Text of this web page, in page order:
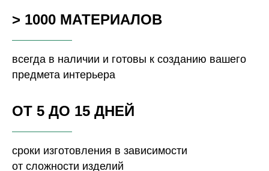
> 1000 МАТЕРИАЛОВ
всегда в наличии и готовы к созданию вашего
предмета интерьера
ОТ 5 ДО 15 ДНЕЙ
сроки изготовления в зависимости
от сложности изделий